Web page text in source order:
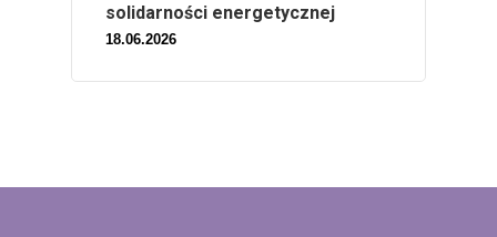
solidarności energetycznej
18.06.2026